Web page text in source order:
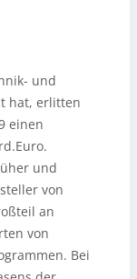
und
hat, erlitten
einen
und
von
an
von
Bei